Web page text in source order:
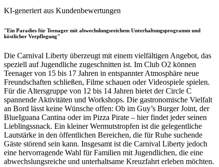
KI-generiert aus Kundenbewertungen
"Ein Paradies für Teenager mit abwechslungsreichem Unterhaltungsprogramm und
köstlicher Verpflegung"
Die Carnival Liberty überzeugt mit einem vielfältigen Angebot, das
speziell auf Jugendliche zugeschnitten ist. Im Club O2 können
Teenager von 15 bis 17 Jahren in entspannter Atmosphäre neue
Freundschaften schließen, Filme schauen oder Videospiele spielen.
Für die Altersgruppe von 12 bis 14 Jahren bietet der Circle C
spannende Aktivitäten und Workshops. Die gastronomische Vielfalt
an Bord lässt keine Wünsche offen: Ob im Guy’s Burger Joint, der
BlueIguana Cantina oder im Pizza Pirate – hier findet jeder seinen
Lieblingssnack. Ein kleiner Wermutstropfen ist die gelegentliche
Lautstärke in den öffentlichen Bereichen, die für Ruhe suchende
Gäste störend sein kann. Insgesamt ist die Carnival Liberty jedoch
eine hervorragende Wahl für Familien mit Jugendlichen, die eine
abwechslungsreiche und unterhaltsame Kreuzfahrt erleben möchten.